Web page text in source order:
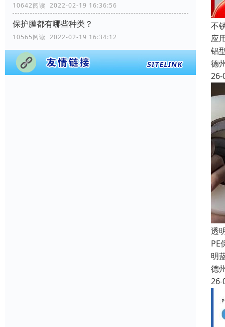
10642阅读 2022-02-19 16:36:56
保护膜都有哪些种类？
10565阅读 2022-02-19 16:34:12
不
应
铝
德
26-
透
PE
明
德
26-